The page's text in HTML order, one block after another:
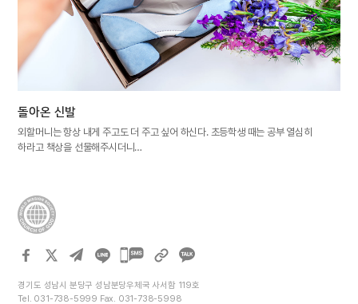
돌아온 신발
외할머니는 항상 내게 주고도 더 주고 싶어 하신다. 초등학생 때는 공부 열심히
하라고 책상을 선물해주시더니…
카카오톡
경기도 성남시 분당구 성남분당우체국 사서함 119호
Tel. 031-738-5999 Fax. 031-738-5998